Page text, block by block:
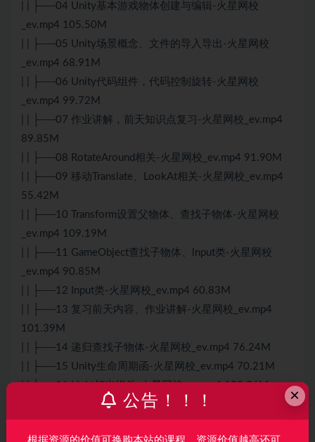
| | ├──04 Unity基本游戏物体创建与编辑-火星网校
_ev.mp4 105.50M
| | ├──05 Unity场景概念、文件的导入导出-火星网校
_ev.mp4 68.91M
| | ├──06 Unity代码组件，代码控制旋转-火星网校
_ev.mp4 99.72M
| | ├──07 作业讲解，前天知识点复习-火星网校_ev.mp4
89.85M
| | ├──08 RotateAround相关-火星网校_ev.mp4 91.90M
| | ├──09 移动Translate、LookAt相关-火星网校_ev.mp4
55.42M
| | ├──10 Transform设置父物体、查找子物体-火星网校
_ev.mp4 109.19M
| | ├──11 GameObject查找子物体、lnput类-火星网校
_ev.mp4 90.85M
| | ├──12 Input类-火星网校_ev.mp4 60.83M
| | ├──13 复习前天内容、作业讲解-火星网校_ev.mp4
101.39M
| | ├──14 递归查找子物体-火星网校_ev.mp4 76.24M
| | ├──15 Unity生命周期函-火星网校_ev.mp4 70.21M
| | ├──16 Light灯光组件-火星网校_ev.mp4 108.26M
| | ├──17 游戏组件获取与控制-火星网校_ev.mp4 44.88M×
公告！！！